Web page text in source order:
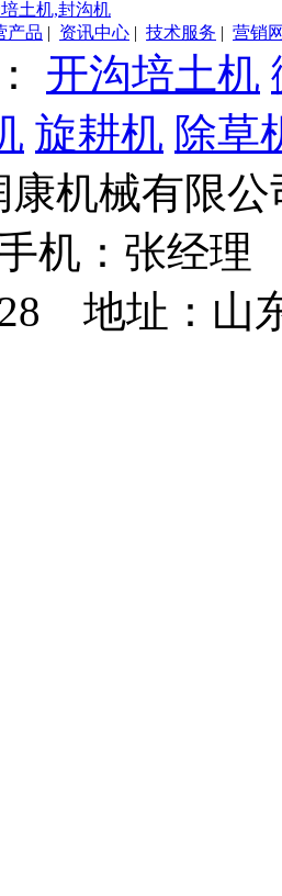
产品 | 资讯中心 | 技术服务 | 营销
开沟培土机
旋耕机 除草
康机械有限
机：张经
地址：山